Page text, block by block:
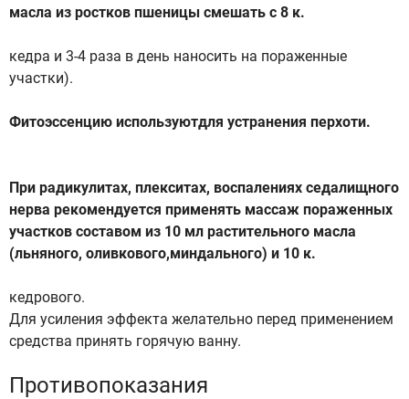
масла из ростков пшеницы смешать с 8 к.
кедра и 3-4 раза в день наносить на пораженные
участки).
Фитоэссенцию используютдля устранения перхоти.
При радикулитах, плекситах, воспалениях седалищного
нерва рекомендуется применять массаж пораженных
участков составом из 10 мл растительного масла
(льняного, оливкового,миндального) и 10 к.
кедрового.
Для усиления эффекта желательно перед применением
средства принять горячую ванну.
Противопоказания